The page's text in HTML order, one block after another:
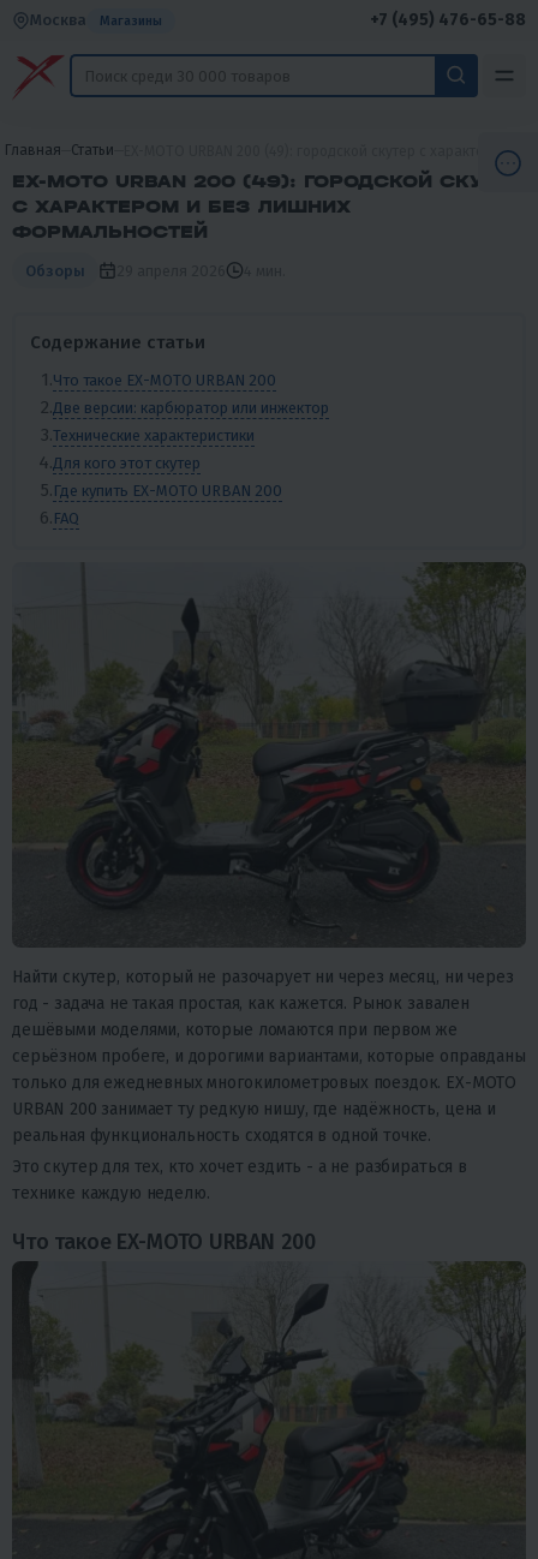
Москва Магазины +7 (495) 476-65-88
Главная Статьи EX-MOTO URBAN 200 (49): городской скутер с характером
EX-MOTO URBAN 200 (49): ГОРОДСКОЙ СКУТЕР
С ХАРАКТЕРОМ И БЕЗ ЛИШНИХ
ФОРМАЛЬНОСТЕЙ
Обзоры
Содержание статьи
Что такое EX-MOTO URBAN 200
Две версии: карбюратор или инжектор
Технические характеристики
Для кого этот скутер
Где купить EX-MOTO URBAN 200
FAQ
Найти скутер, который не разочарует ни через месяц, ни через
год - задача не такая простая, как кажется. Рынок завален
дешёвыми моделями, которые ломаются при первом же
серьёзном пробеге, и дорогими вариантами, которые оправданы
только для ежедневных многокилометровых поездок. EX-MOTO
URBAN 200 занимает ту редкую нишу, где надёжность, цена и
реальная функциональность сходятся в одной точке.
Это скутер для тех, кто хочет ездить - а не разбираться в
технике каждую неделю.
Что такое EX-MOTO URBAN 200